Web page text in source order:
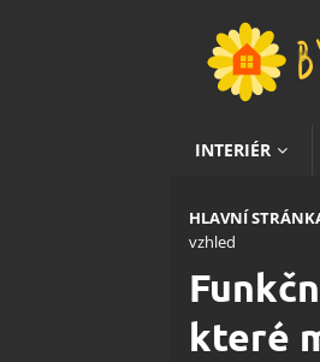
INTERIÉR
HLAVNÍ
vzhled
které